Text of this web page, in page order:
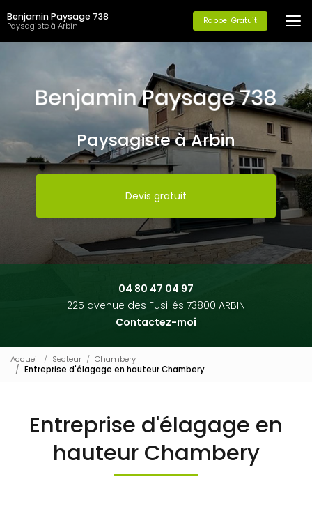
au
contenu
principal
Benjamin Paysage 738
Paysagiste à Arbin Rappel Gratuit
Paysagiste à Arbin
Devis gratuit
04 80 47 04 97
225 avenue des Fusillés 73800 ARBIN
Contactez-moi
Accueil Secteur
Chambery
Entreprise d'élagage en hauteur Chambery
Entreprise d'élagage en
hauteur Chambery